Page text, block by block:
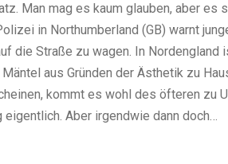
Man mag es kaum glauben, aber es
in Northumberland (GB) warnt
die Straße zu wagen. In Nordengland
aus Gründen der Ästhetik zu
kommt es wohl des öfteren zu
Aber irgendwie dann doch…